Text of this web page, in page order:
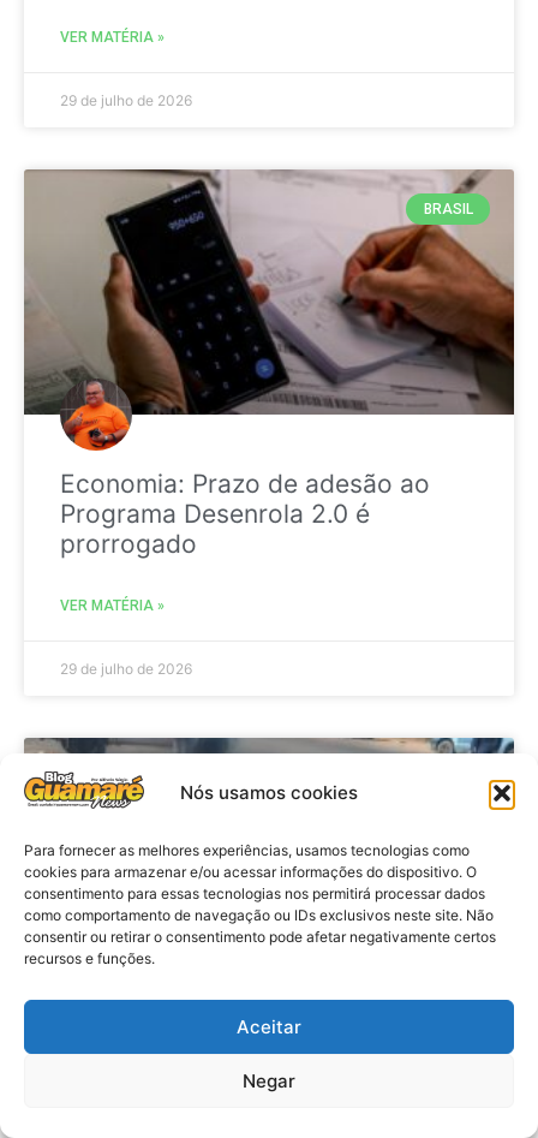
Nós usamos cookies
Para fornecer as melhores experiências, usamos tecnologias como
cookies para armazenar e/ou acessar informações do dispositivo. O
consentimento para essas tecnologias nos permitirá processar dados
como comportamento de navegação ou IDs exclusivos neste site. Não
consentir ou retirar o consentimento pode afetar negativamente certos
recursos e funções.
Aceitar
Negar
VER MATÉRIA »
29 de julho de 2026
BRASIL
Economia: Prazo de adesão ao
Programa Desenrola 2.0 é
prorrogado
VER MATÉRIA »
29 de julho de 2026
Acidente: A caminho do trabalho
professora se envolve em